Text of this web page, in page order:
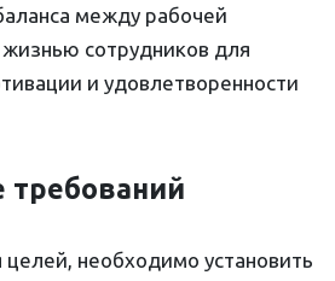
между рабочей
жизнью сотрудников для
и удовлетворенности
требований
необходимо установить